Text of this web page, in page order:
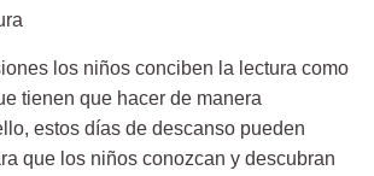
los niños conciben la lectura como
tienen que hacer de manera
estos días de descanso pueden
que los niños conozcan y descubran